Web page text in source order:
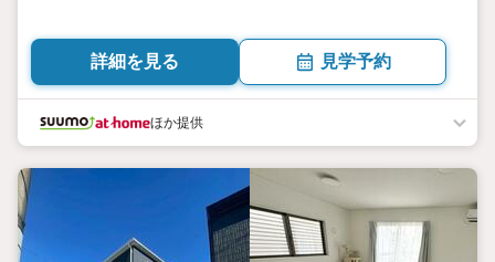
詳細を見る 見学予約
ほか提供